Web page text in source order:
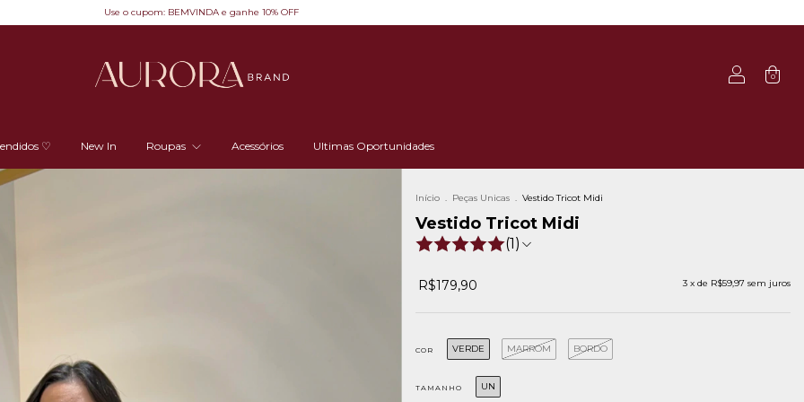
Use o cupom: BEMVINDA e ganhe 10% OFF
0
♡ New In Roupas Acessórios Ultimas Oportunidades
Início . Peças Unicas . Vestido Tricot Midi
Vestido Tricot Midi
(1)
R$179,90 3 x de R$59,97 sem juros
COR VERDE MARROM BORDO
TAMANHO UN